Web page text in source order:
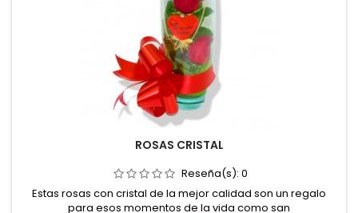
ROSAS CRISTAL
Reseña(s): 0
Estas rosas con cristal de la mejor calidad son un regalo
para esos momentos de la vida como san